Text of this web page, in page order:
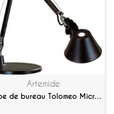
Artemide
Lampe de bureau Tolomeo Micro Noir